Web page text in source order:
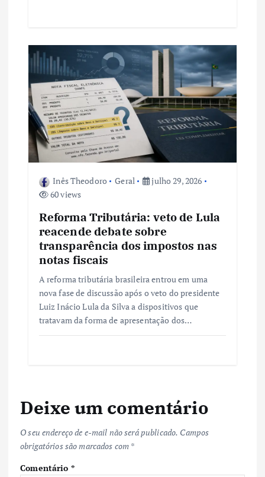
Inês Theodoro Geral
julho 29, 2026
60 views
Reforma Tributária: veto de Lula
reacende debate sobre
transparência dos impostos nas
notas fiscais
A reforma tributária brasileira entrou em uma
nova fase de discussão após o veto do presidente
Luiz Inácio Lula da Silva a dispositivos que
tratavam da forma de apresentação dos…
Deixe um comentário
O seu endereço de e-mail não será publicado. Campos
obrigatórios são marcados com *
Comentário *